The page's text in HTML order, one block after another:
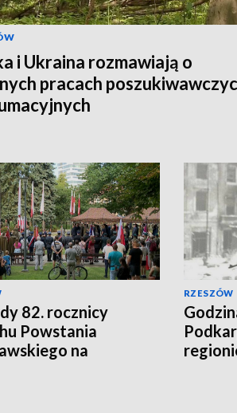
i Ukraina rozmawiają o
pracach
82. rocznicy
Powstania
na
RZESZÓW